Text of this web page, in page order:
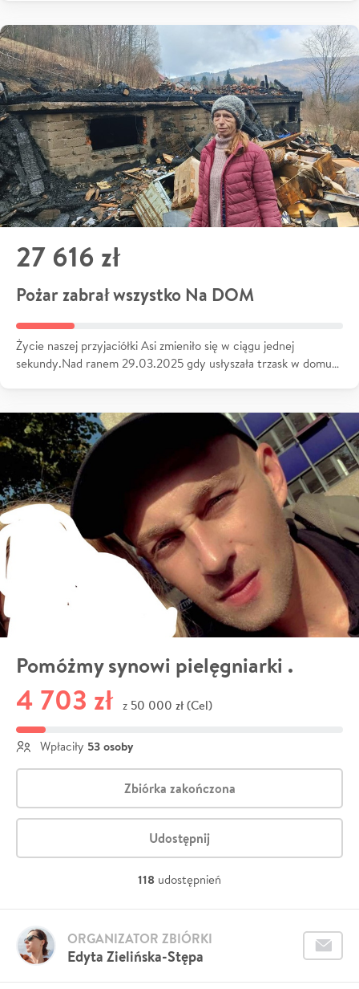
27 616 zł
Pożar zabrał wszystko Na DOM
Życie naszej przyjaciółki Asi zmieniło się w ciągu jednej
sekundy.Nad ranem 29.03.2025 gdy usłyszała trzask w domu…
Pomóżmy synowi pielęgniarki .
4 703 zł z 50 000 zł (Cel)
Wpłaciły 53 osoby
Zbiórka zakończona
Udostępnij
118 udostępnień
Edyta Zielińska-Stępa
ORGANIZATOR ZBIÓRKI